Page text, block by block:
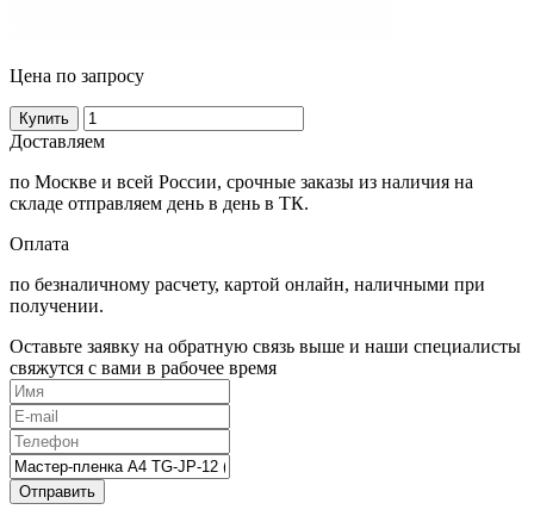
Цена по запросу
Купить
Доставляем
по Москве и всей России, срочные заказы из наличия на
складе отправляем день в день в ТК.
Оплата
по безналичному расчету, картой онлайн, наличными при
получении.
Оставьте заявку на обратную связь выше и наши специалисты
свяжутся с вами в рабочее время
Отправить